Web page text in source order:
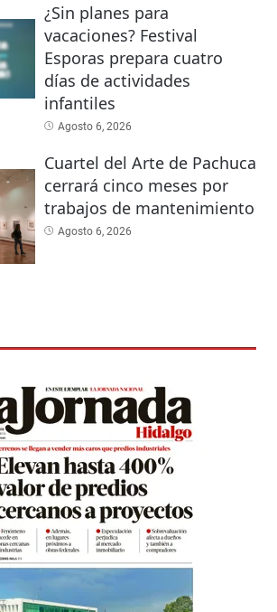
¿Sin planes para
vacaciones? Festival
Esporas prepara cuatro
días de actividades
infantiles
Agosto 6, 2026
Cuartel del Arte de Pachuca
cerrará cinco meses por
trabajos de mantenimiento
Agosto 6, 2026